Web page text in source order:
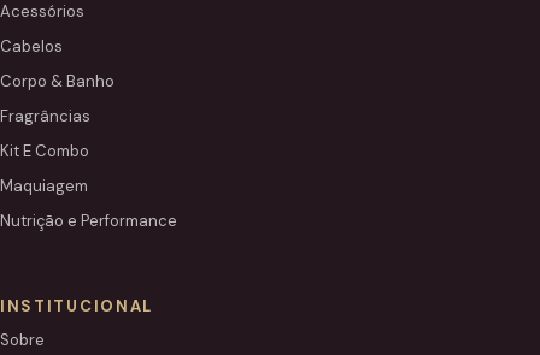
Acessórios
Cabelos
Corpo & Banho
Fragrâncias
Kit E Combo
Maquiagem
Nutrição e Performance
INSTITUCIONAL
Sobre